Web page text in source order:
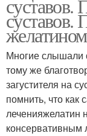
суставов.
суставов.
желатином
Многие слышали
тому же
загустителя на
помнить, что как
леченияжелатин
консервативным